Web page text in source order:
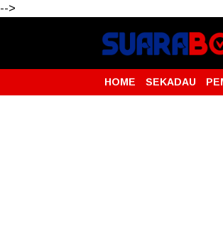
-->
HOME SEKADAU